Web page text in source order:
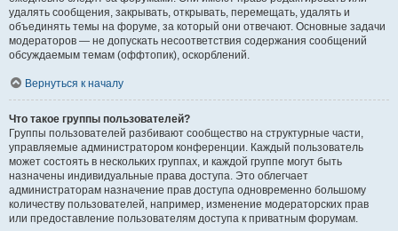
удалять сообщения, закрывать, открывать, перемещать, удалять и
объединять темы на форуме, за который они отвечают. Основные задачи
модераторов — не допускать несоответствия содержания сообщений
обсуждаемым темам (оффтопик), оскорблений.
Вернуться к началу
Что такое группы пользователей?
Группы пользователей разбивают сообщество на структурные части,
управляемые администратором конференции. Каждый пользователь
может состоять в нескольких группах, и каждой группе могут быть
назначены индивидуальные права доступа. Это облегчает
администраторам назначение прав доступа одновременно большому
количеству пользователей, например, изменение модераторских прав
или предоставление пользователям доступа к приватным форумам.